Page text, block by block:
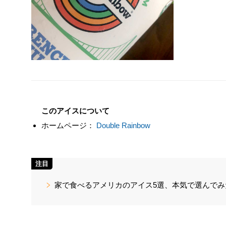
このアイスについて
ホームページ： Double Rainbow
注目
家で食べるアメリカのアイス5選、本気で選んで